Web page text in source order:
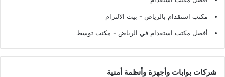
مكتب استقدام بالرياض - بيت الالتزام
أفضل مكتب استقدام في الرياض - مكتب توسط
شركات بوابات وأجهزة وأنظمة أمنية